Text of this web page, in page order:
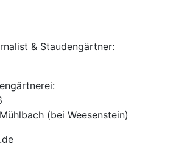
& Staudengärtner:
(bei Weesenstein)